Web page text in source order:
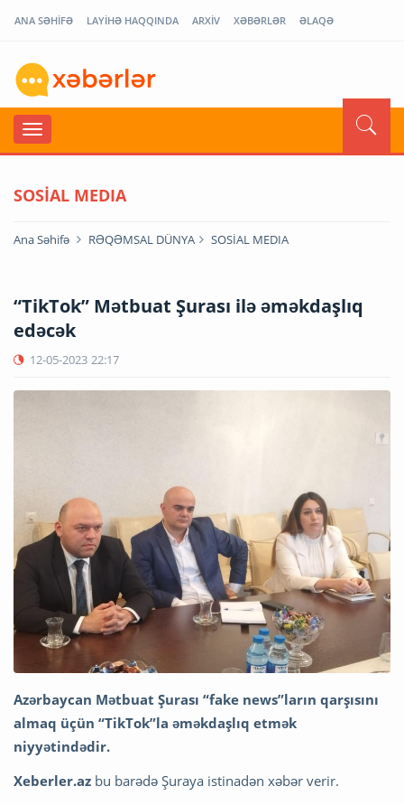
ANA SƏHİFƏ LAYİHƏ HAQQINDA ARXİV XƏBƏRLƏR ƏLAQƏ
SOSİAL MEDIA
Ana Səhifə RƏQƏMSAL DÜNYA SOSİAL MEDIA
“TikTok” Mətbuat Şurası ilə əməkdaşlıq
edəcək
12-05-2023 22:17
Azərbaycan Mətbuat Şurası “fake news”ların qarşısını
almaq üçün “TikTok”la əməkdaşlıq etmək
niyyətindədir.
Xeberler.az bu barədə Şuraya istinadən xəbər verir.